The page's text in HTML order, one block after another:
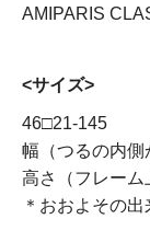
AMIPARIS
<サイズ>
46□21-145
幅（つるの内
高さ（フレー
＊おおよその